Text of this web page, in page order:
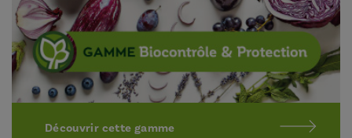
Découvrir cette gamme